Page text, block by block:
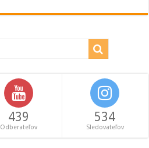
439
Odberateľov
534
Sledovateľov